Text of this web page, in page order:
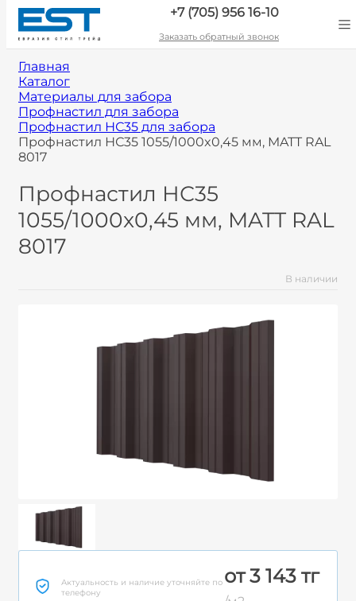
+7 (705) 956 16-10
Заказать обратный звонок
Главная
Каталог
Материалы для забора
Профнастил для забора
Профнастил НС35 для забора
Профнастил НС35 1055/1000x0,45 мм, MATT RAL
8017
Профнастил НС35
1055/1000x0,45 мм, MATT RAL
8017
В наличии
Актуальность и наличие уточняйте по
телефону
от 3 143 тг